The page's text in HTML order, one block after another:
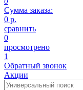
Сумма заказа:
0 р.
сравнить
0
просмотрено
1
Обратный звонок
Акции